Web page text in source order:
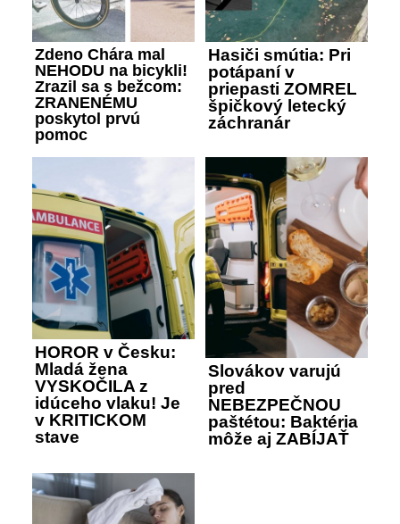
Zdeno Chára mal
NEHODU na bicykli!
Zrazil sa s bežcom:
ZRANENÉMU
poskytol prvú
pomoc
Hasiči smútia: Pri
potápaní v
priepasti ZOMREL
špičkový letecký
záchranár
HOROR v Česku:
Mladá žena
VYSKOČILA z
idúceho vlaku! Je
v KRITICKOM
stave
Slovákov varujú
pred
NEBEZPEČNOU
paštétou: Baktéria
môže aj ZABÍJAŤ